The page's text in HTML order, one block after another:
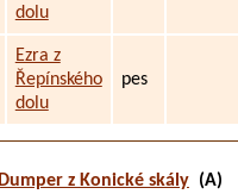
dolu
Ezra z
Řepínského
dolu
pes
Dumper z Konické skály(A)